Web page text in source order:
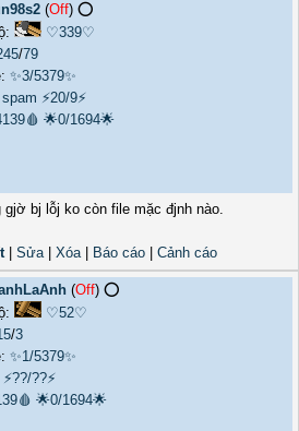
(Off) ⭕️
♡339♡
/79
✨3/5379✨
⚡20/9⚡
🌟0/1694🌟
gjờ bj lỗj ko còn file mặc đjnh nào.
| Sửa| Xóa| Báo cáo Cảnh cáo
(Off) ⭕️
♡52♡
/3
✨1/5379✨
⚡??/??⚡
🌟0/1694🌟